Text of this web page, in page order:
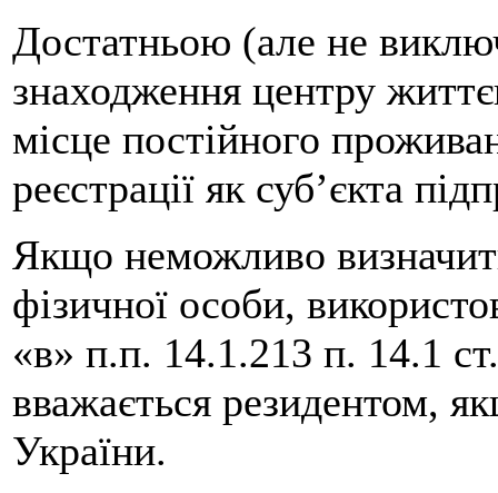
Достатньою (але не
знаходження центру
місце постійного
реєстрації як суб’єкта
Якщо неможливо
фізичної особи,
«в» п.п. 14.1.213 п. 14.1
вважається резидентом,
України.